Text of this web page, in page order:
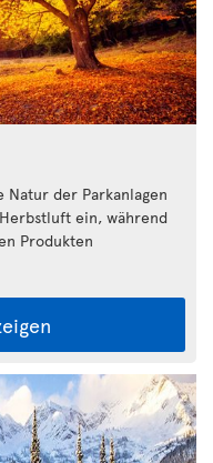
der Parkanlagen
ein, während
Produkten